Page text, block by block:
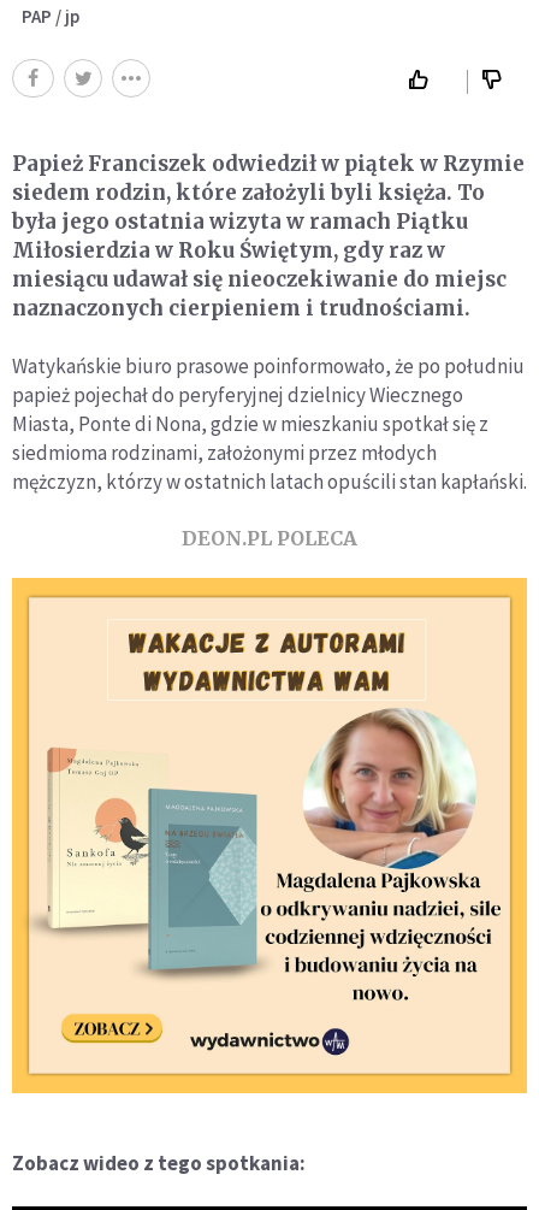
PAP / jp
Papież Franciszek odwiedził w piątek w Rzymie
siedem rodzin, które założyli byli księża. To
była jego ostatnia wizyta w ramach Piątku
Miłosierdzia w Roku Świętym, gdy raz w
miesiącu udawał się nieoczekiwanie do miejsc
naznaczonych cierpieniem i trudnościami.
Watykańskie biuro prasowe poinformowało, że po południu
papież pojechał do peryferyjnej dzielnicy Wiecznego
Miasta, Ponte di Nona, gdzie w mieszkaniu spotkał się z
siedmioma rodzinami, założonymi przez młodych
mężczyzn, którzy w ostatnich latach opuścili stan kapłański.
DEON.PL POLECA
Zobacz wideo z tego spotkania: